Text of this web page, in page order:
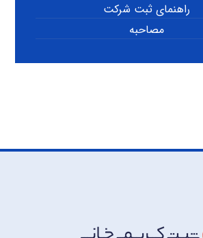
راهنمای ثبت شرکت
مصاحبه